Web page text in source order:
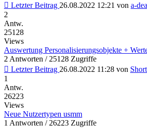
Letzter Beitrag 26.08.2022 12:21 von a-
2
Antw.
25128
Views
Auswertung Personalisierungsobjekte +
2 Antworten / 25128 Zugriffe
Letzter Beitrag 26.08.2022 11:28 von
1
Antw.
26223
Views
Neue Nutzertypen usmm
1 Antworten / 26223 Zugriffe